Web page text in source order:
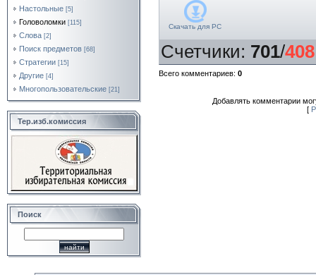
Настольные [5]
Головоломки [115]
Слова [2]
Поиск предметов [68]
Стратегии [15]
Другие [4]
Многопользовательские [21]
Тер.изб.комиссия
Поиск
Скачать для PC
Счетчики: 701/408
Всего комментариев: 0
Добавлять комментарии
[